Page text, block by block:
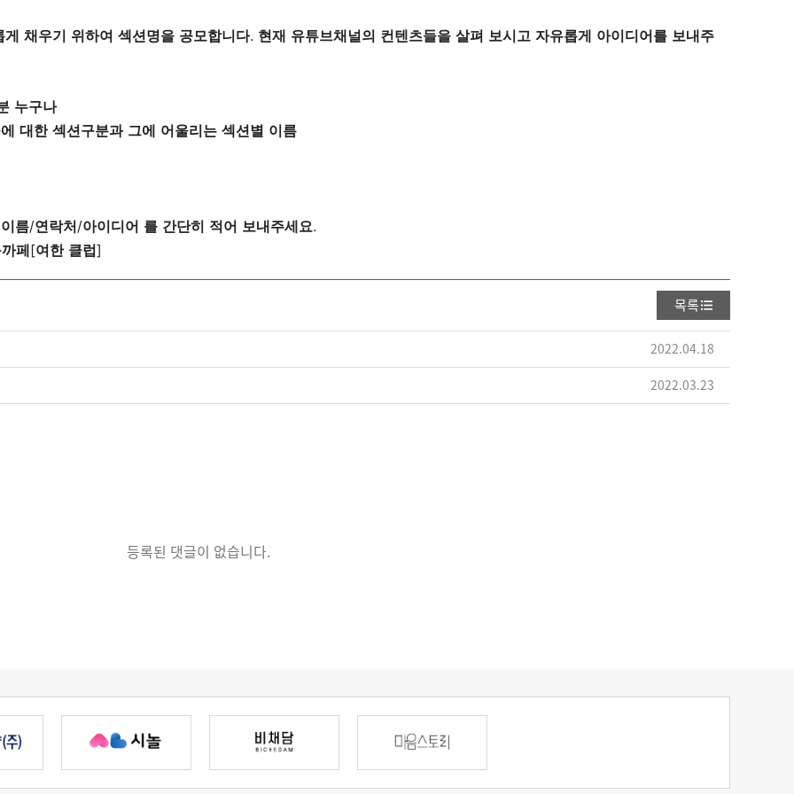
게 채우기 위하여 섹션명을 공모합니다. 현재 유튜브채널의 컨텐츠들을 살펴 보시고 자유롭게 아이디어를 보내주
누구나
대한 섹션구분과 그에 어울리는 섹션별 이름
이름/연락처/아이디어 를 간단히 적어 보내주세요.
페 [여한 클럽]
목록
2022.04.18
2022.03.23
등록된 댓글이 없습니다.